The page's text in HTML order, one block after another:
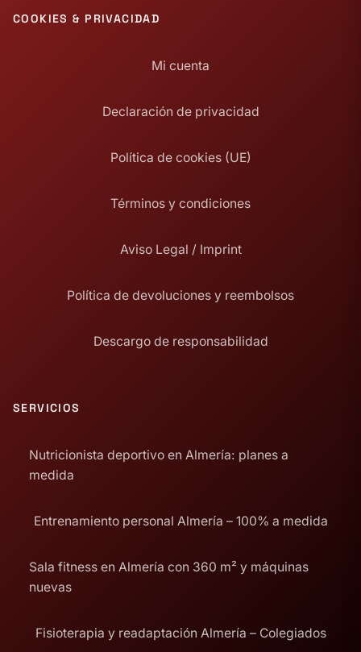
COOKIES & PRIVACIDAD
Mi cuenta
Declaración de privacidad
Política de cookies (UE)
Términos y condiciones
Aviso Legal / Imprint
Política de devoluciones y reembolsos
Descargo de responsabilidad
SERVICIOS
Nutricionista deportivo en Almería: planes a
medida
Entrenamiento personal Almería – 100% a medida
Sala fitness en Almería con 360 m² y máquinas
nuevas
Fisioterapia y readaptación Almería – Colegiados